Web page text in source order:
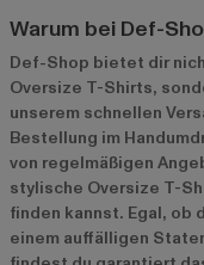
Warum bei Def-
Def-Shop bietet dir
Oversize T-Shirts,
unserem schnellen
Bestellung im
von regelmäßigen
stylische Oversize T-
finden kannst. Egal, ob
einem auffälligen